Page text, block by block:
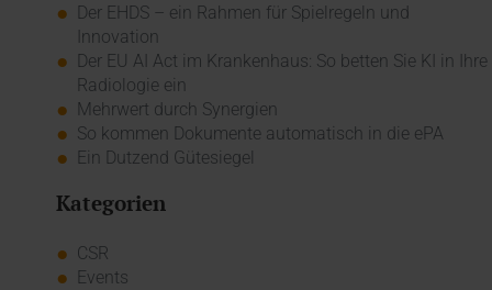
Der EHDS – ein Rahmen für Spielregeln und
Innovation
Der EU AI Act im Krankenhaus: So betten Sie KI in Ihre
Radiologie ein
Mehrwert durch Synergien
So kommen Dokumente automatisch in die ePA
Ein Dutzend Gütesiegel
Kategorien
CSR
Events